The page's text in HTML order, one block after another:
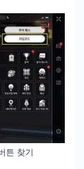
튼 찾기